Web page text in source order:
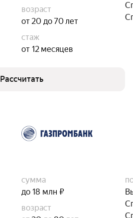
возраст
от 20 до 70 лет
стаж
от 12 месяцев
Рассчитать
сумма
до 18 млн ₽
возраст